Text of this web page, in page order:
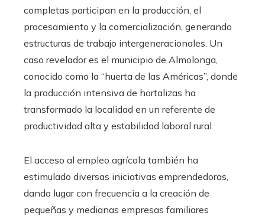
completas participan en la producción, el
procesamiento y la comercialización, generando
estructuras de trabajo intergeneracionales. Un
caso revelador es el municipio de Almolonga,
conocido como la “huerta de las Américas”, donde
la producción intensiva de hortalizas ha
transformado la localidad en un referente de
productividad alta y estabilidad laboral rural.
El acceso al empleo agrícola también ha
estimulado diversas iniciativas emprendedoras,
dando lugar con frecuencia a la creación de
pequeñas y medianas empresas familiares